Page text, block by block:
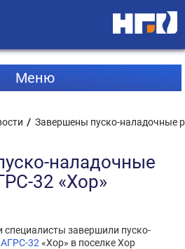
Mеню
Завершены пуско-наладочные
наладочные
32 «Хор»
завершили пуско-
АГРС-32 «Хор» в поселке Хор